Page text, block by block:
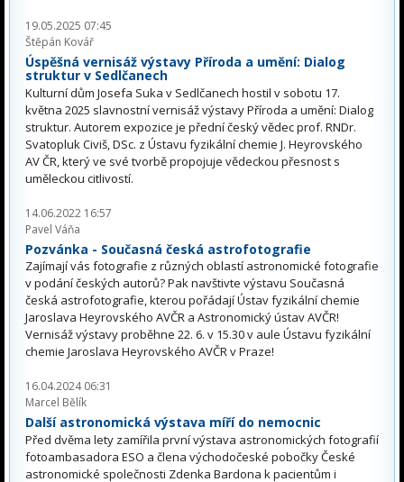
19.05.2025 07:45
Štěpán Kovář
Úspěšná vernisáž výstavy Příroda a umění: Dialog
struktur v Sedlčanech
Kulturní dům Josefa Suka v Sedlčanech hostil v sobotu 17.
května 2025 slavnostní vernisáž výstavy Příroda a umění: Dialog
struktur. Autorem expozice je přední český vědec prof. RNDr.
Svatopluk Civiš, DSc. z Ústavu fyzikální chemie J. Heyrovského
AV ČR, který ve své tvorbě propojuje vědeckou přesnost s
uměleckou citlivostí.
14.06.2022 16:57
Pavel Váňa
Pozvánka - Současná česká astrofotografie
Zajímají vás fotografie z různých oblastí astronomické fotografie
v podání českých autorů? Pak navštivte výstavu Současná
česká astrofotografie, kterou pořádají Ústav fyzikální chemie
Jaroslava Heyrovského AVČR a Astronomický ústav AVČR!
Vernisáž výstavy proběhne 22. 6. v 15.30 v aule Ústavu fyzikální
chemie Jaroslava Heyrovského AVČR v Praze!
16.04.2024 06:31
Marcel Bělík
Další astronomická výstava míří do nemocnic
Před dvěma lety zamířila první výstava astronomických fotografií
fotoambasadora ESO a člena východočeské pobočky České
astronomické společnosti Zdenka Bardona k pacientům i